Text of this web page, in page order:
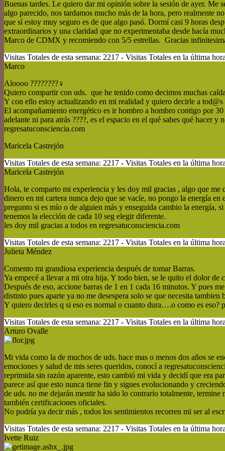
Buenas tardes. Le quiero dar mi opinión sobre la sesión de ayer. Me
algo parecido, nos tardamos mucho más de la hora, pero realmente
que sí estoy muy seguro es de que algo pasó. Dormí casi 9 horas
extraordinarios y una claridad que no experimentaba desde hacía
Marco de CDMX y recomiendo con 5/5 estrellas. Gracias
Visitas Totales de esta semana: 2217 - Visitas Totales en la última
Marco
Aloooo ????????‍♀
Quiero compartir con uds. que he tenido como decimos muchas
Y con ello estoy actualizando en mi realidad y quiero decirle a
El acompañamiento energético es ir hombro a hombro contigo por
adelante ni para atrás ????, es el espacio en el qué sabes qué
regresatuconsciencia.com
Maricela Castrejón
Visitas Totales de esta semana: 2217 - Visitas Totales en la última
Maricela Castrejón
Hola, te comparto mi experiencia y les doy mil gracias , algo que
dinero en mi cartera nunca dejo que se vacíe, no pongo la energía
pregunto si es mío o de alguien más y enseguida cambio la energía,
tenemos la elección de cada 10 seg elegir diferente.
les doy mil gracias a todos en regresatuconsciencia.com
Visitas Totales de esta semana: 2217 - Visitas Totales en la última
Julieta Méndez
Comento mi grandiosa experiencia después de tomar Barras.
Ya empecé a llevar a mi otra hija. Y todo bien, se le quito el dolor de
Después de eso, accione barras de 1 en 1 cada 16 minutos. Y pues
distinto pues aparte ya no me desespera solo se que necesita tambien
Y quiero decirles q si eso es normal o cuanto dura….o como es
Visitas Totales de esta semana: 2217 - Visitas Totales en la última
Arturo Ovalle
Mi vida como la de muchos de uds. hace mas o menos dos años se
emociones y salud de mis seres queridos, conocí a
reprimida sin razón aparente, esto cambió mi vida y decidí que era
parece así que esto nunca tiene fin y sigues evolucionando y
de uds. no me dejarán mentir ha sido lo contrario totalmente,
también certificaciones oficiales.
No podría ya decir más , todos los sentimientos recorren mi ser al
Visitas Totales de esta semana: 2217 - Visitas Totales en la última
Ivette Ruiz